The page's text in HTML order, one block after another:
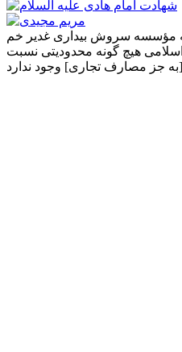
به مؤسسه سروش بیداری غدیر خم
هیچ گونه محدودیتی نسبت